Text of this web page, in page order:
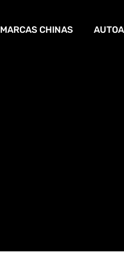
MARCAS CHINAS